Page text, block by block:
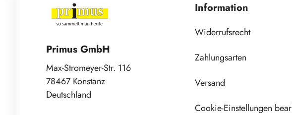
Primus GmbH
Max-Stromeyer-Str. 116
78467 Konstanz
Deutschland
Information
Widerrufsrecht
Zahlungsarten
Versand
Cookie-Einstellungen